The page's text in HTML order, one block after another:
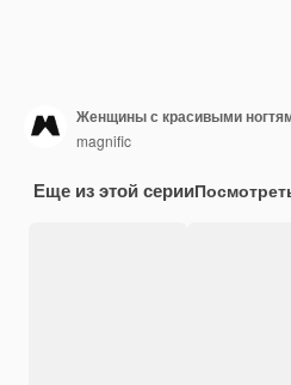
Женщины с красивыми
magnific
Еще из этой серии